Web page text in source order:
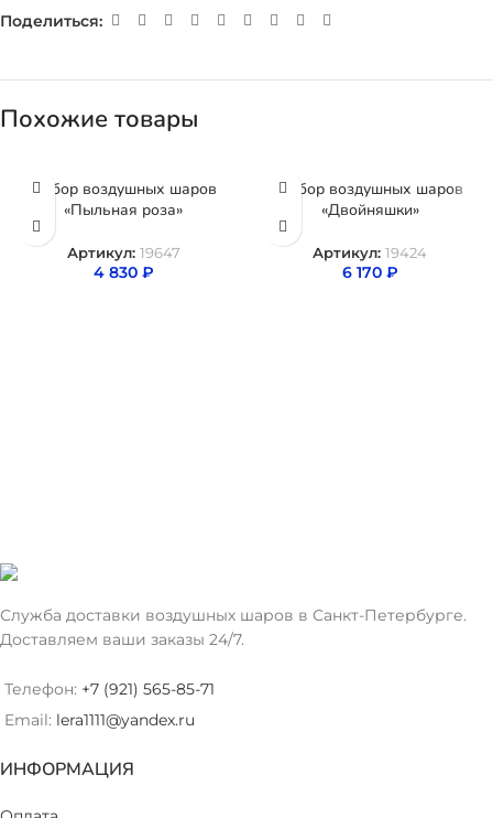
Поделиться:
Похожие товары
Набор воздушных шаров
«Пыльная роза»
Артикул: 19647
4 830 ₽
Набор воздушных шаров
«Двойняшки»
Артикул: 19424
6 170 ₽
Служба доставки воздушных шаров в Санкт-Петербурге.
Доставляем ваши заказы 24/7.
Телефон: +7 (921) 565-85-71
Email: lera1111@yandex.ru
ИНФОРМАЦИЯ